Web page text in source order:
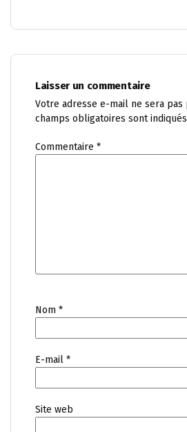
Laisser un commentaire
Votre adresse e-mail ne sera pas
champs obligatoires sont
Commentaire *
Nom *
E-mail *
Site web